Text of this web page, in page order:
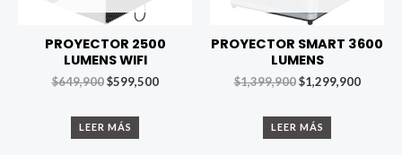
PROYECTOR 2500
LUMENS WIFI
$649,900 $599,500
LEER MÁS
PROYECTOR SMART 3600
LUMENS
$1,399,900 $1,299,900
LEER MÁS